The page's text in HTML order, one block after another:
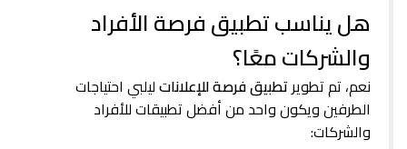
هل يناسب تطبيق فرصة الأفراد
والشركات معًا؟
نعم، تم تطويرتطبيق فرصة للإعلاناتليلبي احتياجات
الطرفين ويكون واحد من أفضل تطبيقات للأفراد
والشركات: